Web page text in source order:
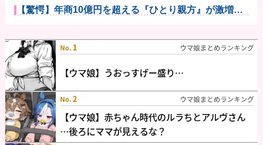
【驚愕】年商10億円を超える『ひとり親方』が激増